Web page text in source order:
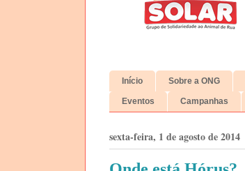
Início Sobre a ONG
Eventos Campanhas
sexta-feira, 1 de agosto de 2014